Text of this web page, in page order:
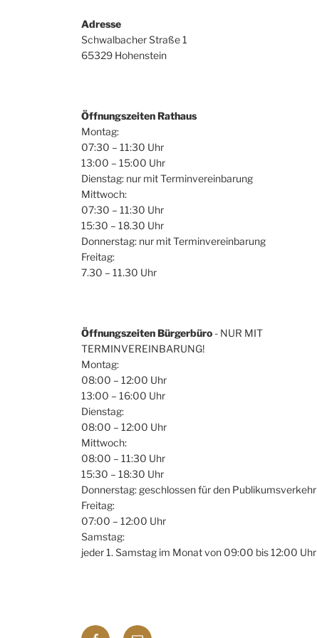
Adresse
Schwalbacher Straße 1
65329 Hohenstein
Öffnungszeiten Rathaus
Montag:
07:30 – 11:30 Uhr
13:00 – 15:00 Uhr
Dienstag: nur mit Terminvereinbarung
Mittwoch:
07:30 – 11:30 Uhr
15:30 – 18.30 Uhr
Donnerstag: nur mit Terminvereinbarung
Freitag:
7.30 – 11.30 Uhr
Öffnungszeiten Bürgerbüro - NUR MIT
TERMINVEREINBARUNG!
Montag:
08:00 – 12:00 Uhr
13:00 – 16:00 Uhr
Dienstag:
08:00 – 12:00 Uhr
Mittwoch:
08:00 – 11:30 Uhr
15:30 – 18:30 Uhr
Donnerstag: geschlossen für den Publikumsverkehr
Freitag:
07:00 – 12:00 Uhr
Samstag:
jeder 1. Samstag im Monat von 09:00 bis 12:00 Uhr
Facebook
E-